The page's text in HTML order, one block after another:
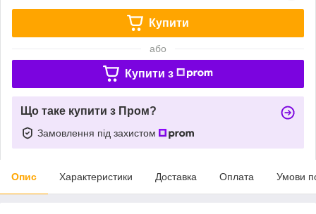
Купити
або
Купити з
Що таке купити з Пром?
Замовлення під захистом
Опис Характеристики Доставка Оплата Умови